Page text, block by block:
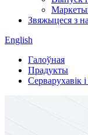
Звяжыцеся з
English
Галоўная
Прадукты
Серварухавік